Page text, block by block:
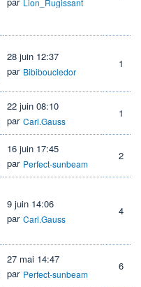
28 juin 12:37
par Bibiboucledor
1
22 juin 08:10
par Carl.Gauss
1
16 juin 17:45
par Perfect-sunbeam
2
9 juin 14:06
par Carl.Gauss
4
27 mai 14:47
par Perfect-sunbeam
6